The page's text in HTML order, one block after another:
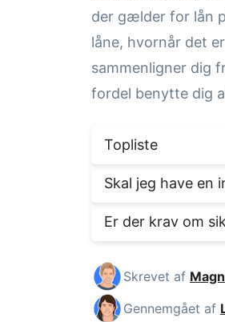
der gælder for lån
låne, hvornår det
sammenligner dig
fordel benytte dig
Topliste
Skal jeg have en
Er der krav om
Skrevet af
Gennemgået af